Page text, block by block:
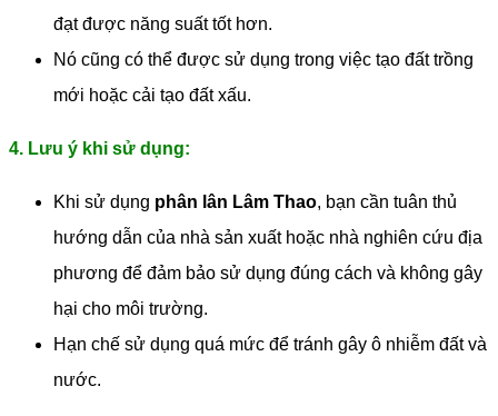
đạt được năng suất tốt hơn.
Nó cũng có thể được sử dụng trong việc tạo đất trồng
mới hoặc cải tạo đất xấu.
4. Lưu ý khi sử dụng:
Khi sử dụng phân lân Lâm Thao, bạn cần tuân thủ
hướng dẫn của nhà sản xuất hoặc nhà nghiên cứu địa
phương để đảm bảo sử dụng đúng cách và không gây
hại cho môi trường.
Hạn chế sử dụng quá mức để tránh gây ô nhiễm đất và
nước.